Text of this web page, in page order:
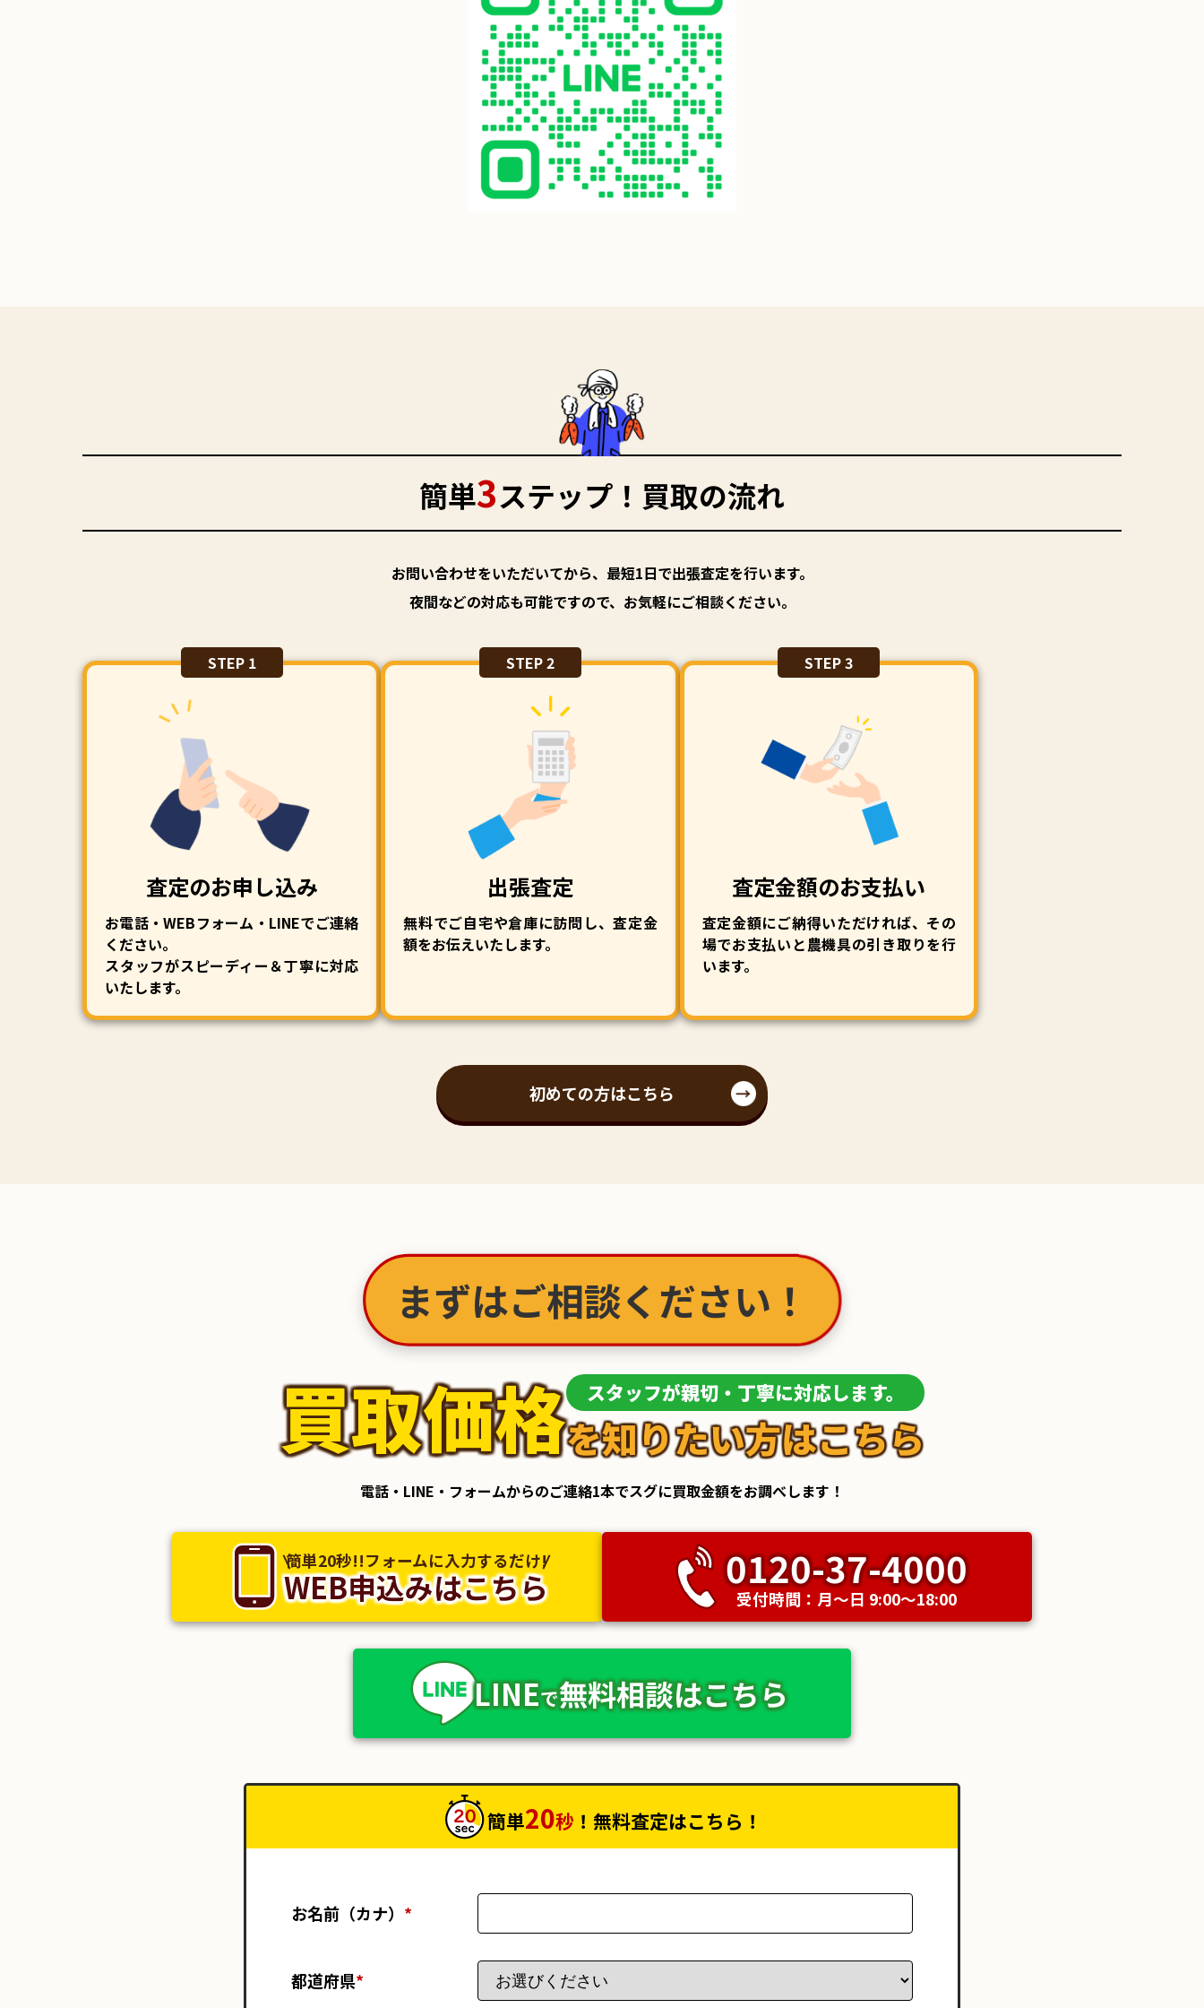
簡単3ステップ！買取の流れ
お問い合わせをいただいてから、最短1日で出張査定を行います。
夜間などの対応も可能ですので、お気軽にご相談ください。
STEP 1
査定のお申し込み
お電話・WEBフォーム・LINEでご連絡
ください。
スタッフがスピーディー＆丁寧に対応
いたします。
STEP 2
出張査定
無料でご自宅や倉庫に訪問し、査定金
額をお伝えいたします。
STEP 3
査定金額のお支払い
査定金額にご納得いただければ、その
場でお支払いと農機具の引き取りを行
います。
初めての方はこちら
まずはご相談ください！
買取価格 スタッフが親切・丁寧に対応します。
を知りたい方はこちら
電話・LINE・フォームからのご連絡1本でスグに買取金額をお調べします！
簡単20秒!!フォームに入力するだけ!
WEB申込みはこちら 0120-37-4000
受付時間：月〜日 9:00〜18:00
LINEで無料相談はこちら
簡単20秒！無料査定はこちら！
お名前（カナ） *
都道府県*